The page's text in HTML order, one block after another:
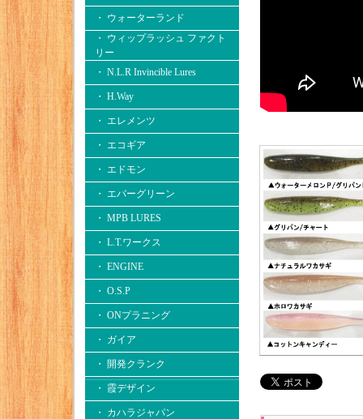
・ ウォーターランド
・ ウィップラッシュ ファクト
リー
・ N.L.R Invincible Lures
・ H.Way
・ エレメンツ
・ エコギア
・ エドモン
・ エバーグリーン
・ MPB LURES
・ L.T.ワークス
・ ENGINE
・ O.S.P
・ ONプラニング
・ ガイア
・ 開発クランク
・ 霞デザイン
・ カハラジャパン